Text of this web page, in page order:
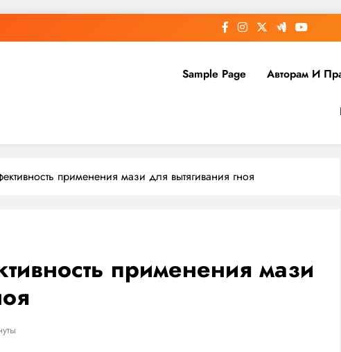
Sample Page Авторам И
применения мази для вытягивания гноя
применения мази